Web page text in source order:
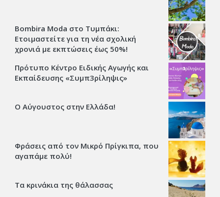
Bombira Moda στο Τυμπάκι:
Ετοιμαστείτε για τη νέα σχολική
χρονιά με εκπτώσεις έως 50%!
Πρότυπο Κέντρο Ειδικής Αγωγής και
Εκπαίδευσης «Συμπ3ρίληψις»
Ο Αύγουστος στην Ελλάδα!
Φράσεις από τον Μικρό Πρίγκιπα, που
αγαπάμε πολύ!
Τα κρινάκια της θάλασσας